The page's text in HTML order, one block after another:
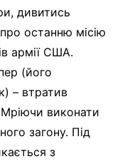
дивитись
останню місію
армії США.
(його
– втратив
виконати
загону. Під
з